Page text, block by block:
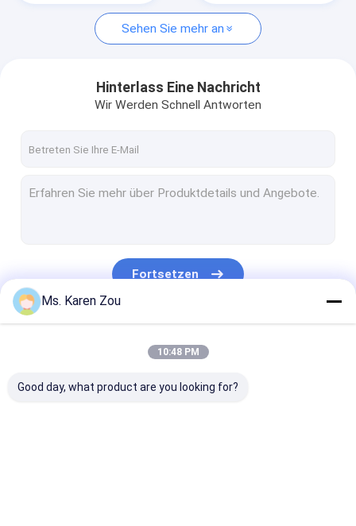
Stiller Generator-Satz
Dieselgenerator Yangdong
Marine Dieselgenerator
Beweglicher Lichtmast
Sehen Sie mehr an
Hinterlass Eine Nachricht
Wir Werden Schnell Antworten
Fortsetzen
Ms. Karen Zou
10:48 PM
Good day, what product are you looking for?